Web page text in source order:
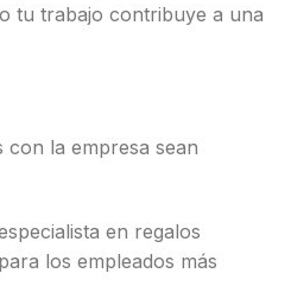
tu trabajo contribuye a una
la empresa sean
en regalos
los empleados más